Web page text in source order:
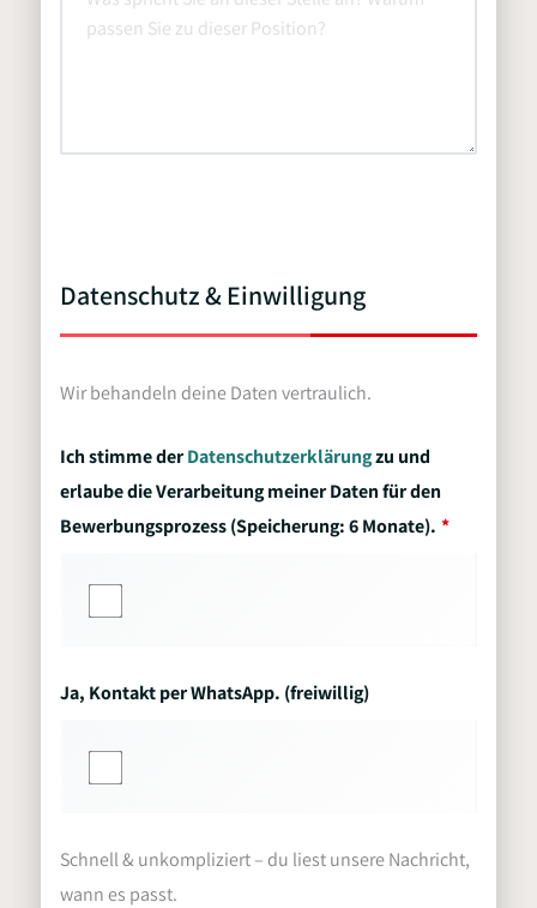
Datenschutz & Einwilligung
Wir behandeln deine Daten vertraulich.
Ich stimme derDatenschutzerklärungzu und
erlaube die Verarbeitung meiner Daten für den
Bewerbungsprozess (Speicherung: 6 Monate).
Ja, Kontakt per WhatsApp. (freiwillig)
Schnell & unkompliziert – du liest unsere Nachricht,
wann es passt.